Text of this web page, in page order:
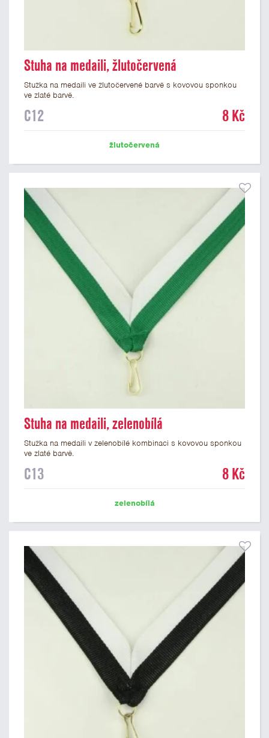
Stuha na medaili, žlutočervená
Stužka na medaili ve žlutočervené barvě s kovovou sponkou
ve zlaté barvě.
C12 8 Kč
žlutočervená
Stuha na medaili, zelenobílá
Stužka na medaili v zelenobílé kombinaci s kovovou sponkou
ve zlaté barvě.
C13 8 Kč
zelenobílá